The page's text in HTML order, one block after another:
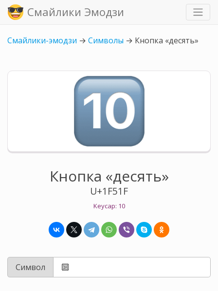
Смайлики Эмодзи
Смайлики-эмодзи → Символы → Кнопка «десять»
Кнопка «десять»
U+1F51F
Keycap: 10
Символ